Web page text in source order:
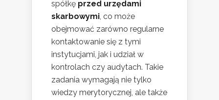
spółkę przed urzędami
skarbowymi, co może
obejmować zarówno regularne
kontaktowanie się z tymi
instytucjami, jak i udział w
kontrolach czy audytach. Takie
zadania wymagają nie tylko
wiedzy merytorycznej, ale także